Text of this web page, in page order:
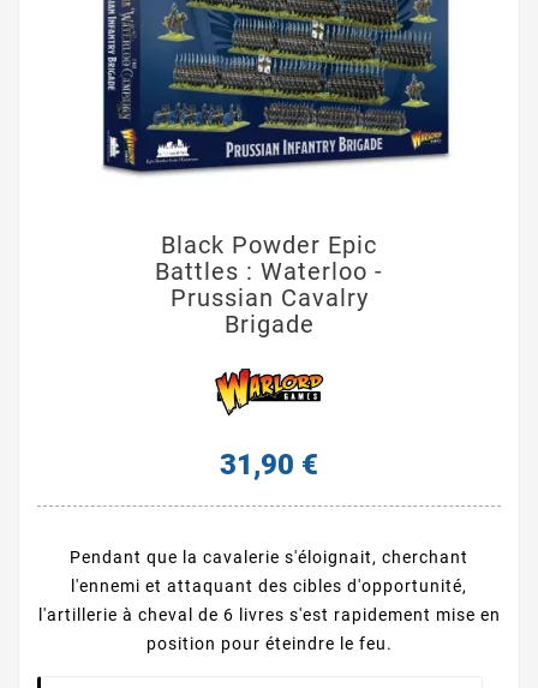
Black Powder Epic
Battles : Waterloo -
Prussian Cavalry
Brigade
31,90 €
Pendant que la cavalerie s'éloignait, cherchant
l'ennemi et attaquant des cibles d'opportunité,
l'artillerie à cheval de 6 livres s'est rapidement mise en
position pour éteindre le feu.